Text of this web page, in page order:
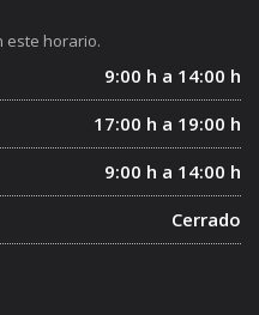
este horario.
9:00 h a 14:00 h
17:00 h a 19:00 h
9:00 h a 14:00 h
Cerrado